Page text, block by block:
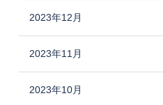
2023年12月
2023年11月
2023年10月